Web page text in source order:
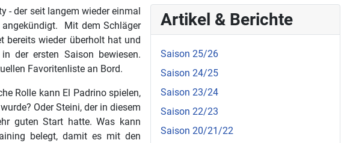
- der seit langem wieder einmal
angekündigt. Mit dem Schläger
bereits wieder überholt hat und
in der ersten Saison bewiesen.
Favoritenliste an Bord.
Rolle kann El Padrino spielen,
Oder Steini, der in diesem
guten Start hatte. Was kann
belegt, damit es mit den
Artikel & Berichte
Saison 25/26
Saison 24/25
Saison 23/24
Saison 22/23
Saison 20/21/22